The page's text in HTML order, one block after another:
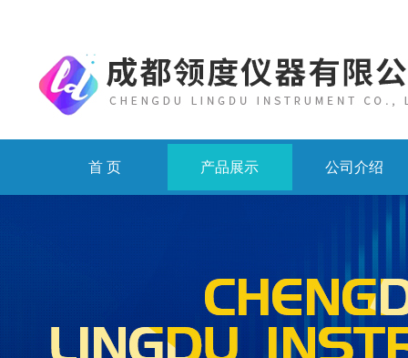
首 页 产品展示 公司介绍